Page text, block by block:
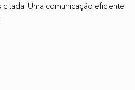
Uma comunicação eficiente